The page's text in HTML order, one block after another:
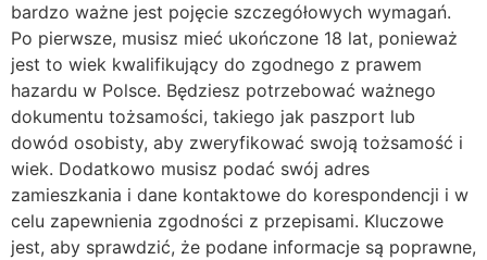
bardzo ważne jest pojęcie szczegółowych wymagań.
Po pierwsze, musisz mieć ukończone 18 lat, ponieważ
jest to wiek kwalifikujący do zgodnego z prawem
hazardu w Polsce. Będziesz potrzebować ważnego
dokumentu tożsamości, takiego jak paszport lub
dowód osobisty, aby zweryfikować swoją tożsamość i
wiek. Dodatkowo musisz podać swój adres
zamieszkania i dane kontaktowe do korespondencji i w
celu zapewnienia zgodności z przepisami. Kluczowe
jest, aby sprawdzić, że podane informacje są poprawne,